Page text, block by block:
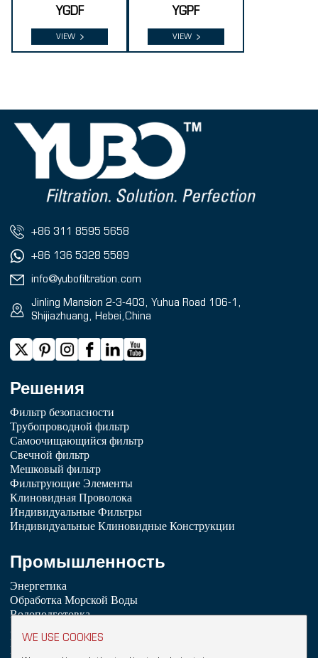
YGDF
VIEW
YGPF
VIEW
WE USE COOKIES
+86 311 8595 5658
+86 136 5328 5589
info@yubofiltration.com
Jinling Mansion 2-3-403, Yuhua Road 106-1,
Shijiazhuang, Hebei,China
Решения
Фильтр безопасности
Трубопроводной фильтр
Самоочищающийся фильтр
Свечной фильтр
Мешковый фильтр
Фильтрующие Элементы
Клиновидная Проволока
Индивидуальные Фильтры
Индивидуальные Клиновидные Конструкции
Промышленность
Энергетика
Обработка Морской Воды
Водоподготовка
Химическая Промышленность
Нефтепереработка